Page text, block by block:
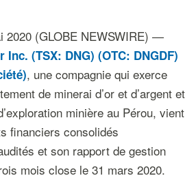
2020 (GLOBE NEWSWIRE) —
Inc. (TSX: DNG) (OTC: DNGDF)
, une compagnie qui exerce
de minerai d’or et d’argent et
minière au Pérou, vient
financiers consolidés
et son rapport de gestion
mois close le 31 mars 2020.